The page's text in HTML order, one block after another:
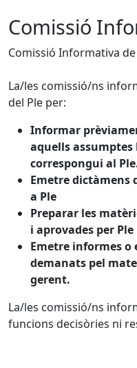
Comissió
Comissió Informativa de
La/les comissió/ns
del Ple per:
Informar
aquells
correspongui al
Emetre dictàmens
a Ple
Preparar les
i aprovades per Ple
Emetre informes
demanats pel
gerent.
La/les comissió/ns
funcions decisòries ni